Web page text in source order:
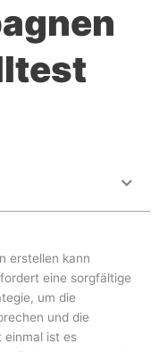
erstellen kann
eine sorgfältige
um die
und die
einmal ist es